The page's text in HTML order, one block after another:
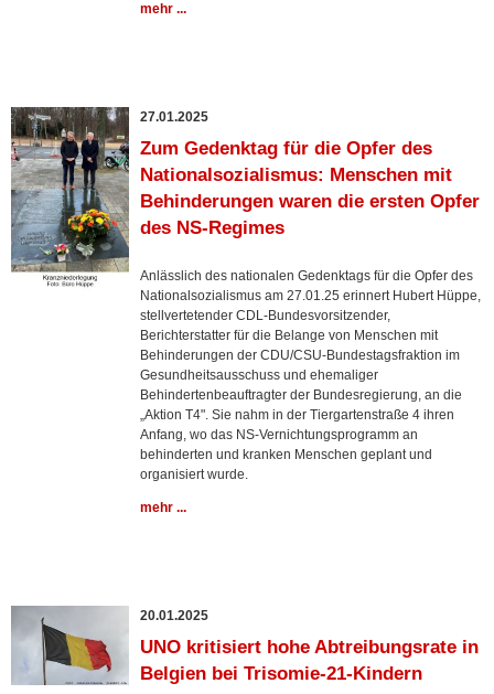
mehr ...
27.01.2025
Zum Gedenktag für die Opfer des
Nationalsozialismus: Menschen mit
Behinderungen waren die ersten Opfer
des NS-Regimes
Anlässlich des nationalen Gedenktags für die Opfer des
Nationalsozialismus am 27.01.25 erinnert Hubert Hüppe,
stellvertetender CDL-Bundesvorsitzender,
Berichterstatter für die Belange von Menschen mit
Behinderungen der CDU/CSU-Bundestagsfraktion im
Gesundheitsausschuss und ehemaliger
Behindertenbeauftragter der Bundesregierung, an die
„Aktion T4". Sie nahm in der Tiergartenstraße 4 ihren
Anfang, wo das NS-Vernichtungsprogramm an
behinderten und kranken Menschen geplant und
organisiert wurde.
mehr ...
20.01.2025
UNO kritisiert hohe Abtreibungsrate in
Belgien bei Trisomie-21-Kindern